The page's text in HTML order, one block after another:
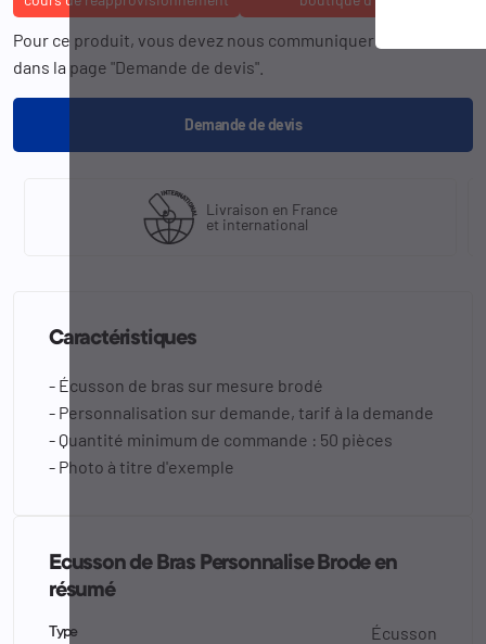
Pour ce produit, vous devez nous communiquer la
dans la page "Demande de devis".
Demande de devis
Livraison en France
et international
Caractéristiques
- Écusson de bras sur mesure brodé
- Personnalisation sur demande, tarif à la demande
- Quantité minimum de commande : 50 pièces
- Photo à titre d'exemple
Ecusson de Bras Personnalise Brode en
résumé
Type Écusson